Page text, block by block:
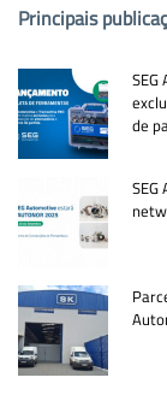
Principais
de